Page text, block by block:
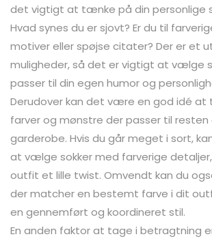
det vigtigt at tænke på din personlige
Hvad synes du er sjovt? Er du til
motiver eller spøjse citater? Der er et
muligheder, så det er vigtigt at vælge
passer til din egen humor og
Derudover kan det være en god idé at
farver og mønstre der passer til resten
garderobe. Hvis du går meget i sort,
at vælge sokker med farverige
outfit et lille twist. Omvendt kan du
der matcher en bestemt farve i dit
en gennemført og koordineret stil.
En anden faktor at tage i betragtning